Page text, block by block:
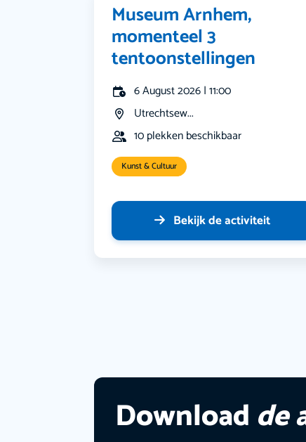
Museum Arnhem,
momenteel 3
tentoonstellingen
6 August 2026 | 11:00
Utrechtsew...
10 plekken beschikbaar
Kunst & Cultuur
Bekijk de activiteit
Download de